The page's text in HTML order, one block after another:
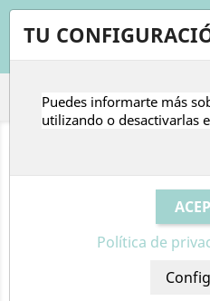

TU
Puedes informarte más
utilizando o desactivarlas
Política de